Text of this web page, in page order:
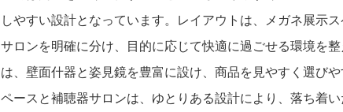
しやすい設計となっています。レイアウトは、メガネ展示
サロンを明確に分け、目的に応じて快適に過ごせる環境を
は、壁面什器と姿見鏡を豊富に設け、商品を見やすく選び
ペースと補聴器サロンは、ゆとりある設計により、落ち着